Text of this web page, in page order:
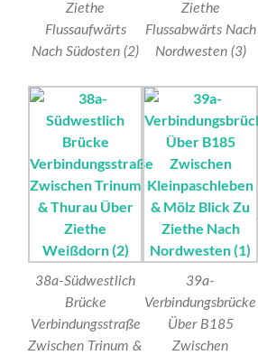
Ziethe
Flussaufwärts
Nach Südosten (2)
Ziethe
Flussabwärts Nach
Nordwesten (3)
38a-Südwestlich
Brücke
Verbindungsstraße
Zwischen Trinum &
39a-
Verbindungsbrücke
Über B185
Zwischen